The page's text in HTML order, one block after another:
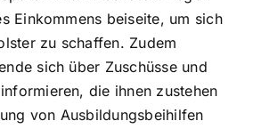
Einkommens beiseite, um sich
zu schaffen. Zudem
sich über Zuschüsse und
die ihnen zustehen
von Ausbildungsbeihilfen